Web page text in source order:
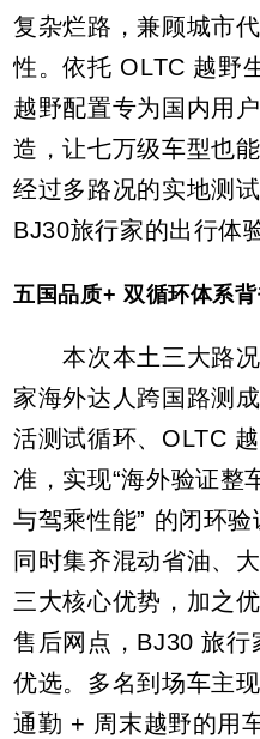
复杂烂路，兼顾城市
性。依托 OLTC 越野
越野配置专为国内用
造，让七万级车型也
经过多路况的实地测
BJ30旅行家的出行体
五国品质+ 双循环体系
本次本土三大路况
家海外达人跨国路测
活测试循环、OLTC
准，实现“海外验证整
与驾乘性能” 的闭环验
同时集齐混动省油、
三大核心优势，加之
售后网点，BJ30 旅
优选。多名到场车主
通勤 + 周末越野的用